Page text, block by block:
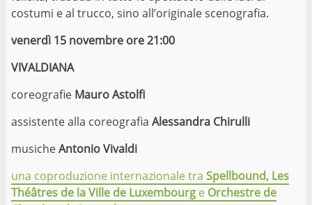
costumi e al trucco, sino all’originale scenografia.
venerdì 15 novembre ore 21:00
VIVALDIANA
coreografie Mauro Astolfi
assistente alla coreografia Alessandra Chirulli
musicheAntonio Vivaldi
una coproduzione internazionale tra Spellbound, Les
Théâtres de la Ville de Luxembourg e Orchestre de